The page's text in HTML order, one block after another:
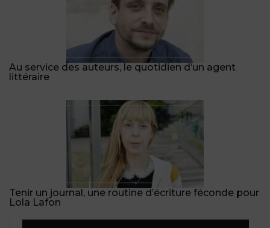
Au service des auteurs, le quotidien d’un agent
littéraire
Tenir un journal, une routine d’écriture féconde pour
Lola Lafon